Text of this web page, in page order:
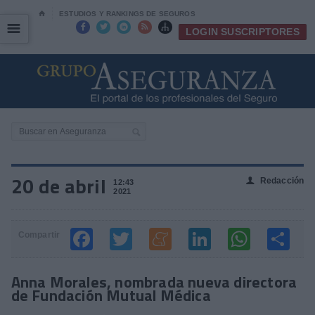
⌂ ESTUDIOS Y RANKINGS DE SEGUROS
     LOGIN SUSCRIPTORES
☰
☰
20 de abril
12:43
2021
👤 Redacción
Anna Morales, nombrada nueva directora
de Fundación Mutual Médica